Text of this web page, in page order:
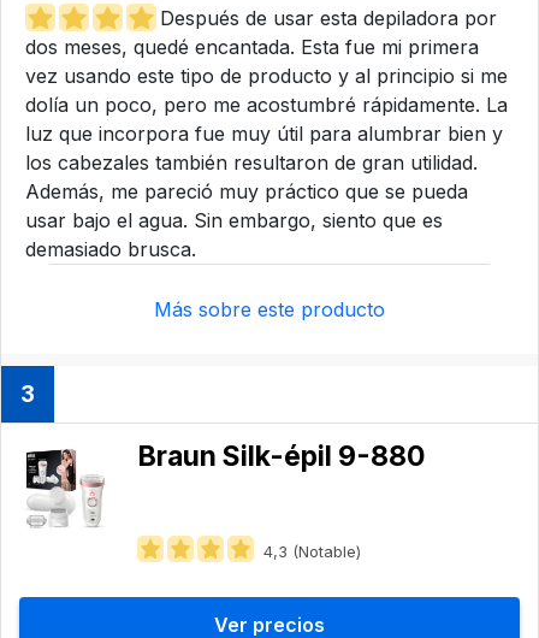
Después de usar esta depiladora por
dos meses, quedé encantada. Esta fue mi primera
vez usando este tipo de producto y al principio si me
dolía un poco, pero me acostumbré rápidamente. La
luz que incorpora fue muy útil para alumbrar bien y
los cabezales también resultaron de gran utilidad.
Además, me pareció muy práctico que se pueda
usar bajo el agua. Sin embargo, siento que es
demasiado brusca.
Más sobre este producto
3
Braun Silk-épil 9-880
4,3 (Notable)
Ver precios